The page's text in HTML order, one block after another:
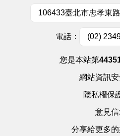
106433臺北市忠孝東
電話： (02)
您是本站第
網站資訊
隱私權保
意見
分享給更多